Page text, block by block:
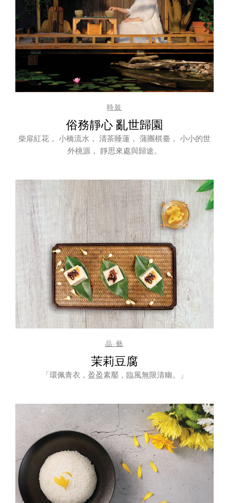
時裝
俗務靜心 亂世歸園
柴扉紅花， 小橋流水， 清茶睡蓮， 蒲團棋臺， 小小的世
外桃源， 靜思來處與歸途。
品·藝
茉莉豆腐
「環佩青衣，盈盈素靨，臨風無限清幽。」